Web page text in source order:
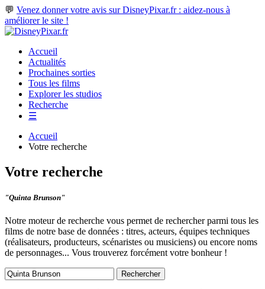
💬 Venez donner votre avis sur DisneyPixar.fr : aidez-nous à
améliorer le site !
Accueil
Actualités
Prochaines sorties
Tous les films
Explorer les studios
Recherche
☰
Accueil
Votre recherche
Votre recherche
"Quinta Brunson"
Notre moteur de recherche vous permet de rechercher parmi tous les
films de notre base de données : titres, acteurs, équipes techniques
(réalisateurs, producteurs, scénaristes ou musiciens) ou encore noms
de personnages... Vous trouverez forcément votre bonheur !
Rechercher